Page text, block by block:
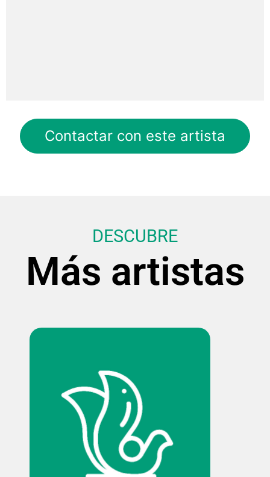
Contactar con este artista
DESCUBRE
Más artistas